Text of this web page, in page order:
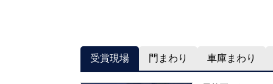
受賞現場 門まわり 車庫まわり